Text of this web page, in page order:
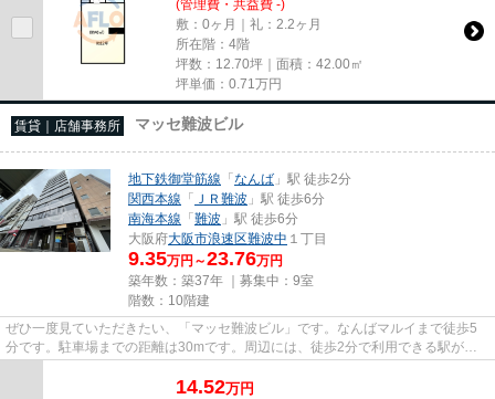
(管理費・共益費 -)
敷：0ヶ月｜礼：2.2ヶ月
所在階：4階
坪数：12.70坪｜面積：42.00㎡
坪単価： 0.71 万円
賃貸｜店舗事務所 マッセ難波ビル
地下鉄御堂筋線 「なんば 」駅 徒歩2分
関西本線 「 ＪＲ難波 」駅 徒歩6分
南海本線 「難波 」駅 徒歩6分
大阪府大阪市浪速区難波中 １丁目
9.35万円～23.76万円
築年数：築37年 ｜募集中： 9室
階数：10階建
ぜひ一度見ていただきたい、「マッセ難波ビル」です。なんばマルイまで徒歩5
分です。駐車場までの距離は30mです。周辺には、徒歩2分で利用できる駅があ
ります。10階建てで、街並みに溶...
14.52万円